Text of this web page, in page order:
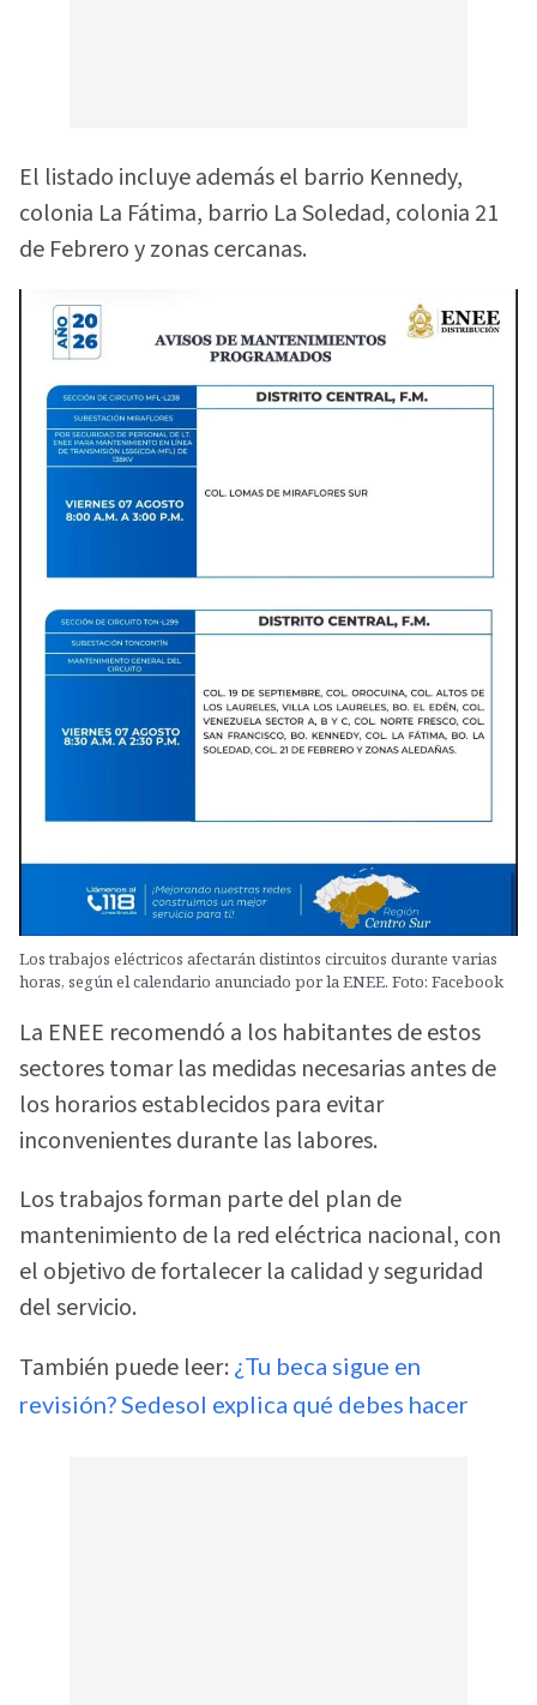
El listado incluye además el barrio Kennedy,
colonia La Fátima, barrio La Soledad, colonia 21
de Febrero y zonas cercanas.
Los trabajos eléctricos afectarán distintos circuitos durante varias
horas, según el calendario anunciado por la ENEE. Foto: Facebook
La ENEE recomendó a los habitantes de estos
sectores tomar las medidas necesarias antes de
los horarios establecidos para evitar
inconvenientes durante las labores.
Los trabajos forman parte del plan de
mantenimiento de la red eléctrica nacional, con
el objetivo de fortalecer la calidad y seguridad
del servicio.
También puede leer: ¿Tu beca sigue en
revisión? Sedesol explica qué debes hacer